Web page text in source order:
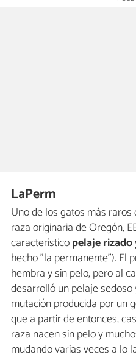
LaPerm
Uno de los gatos más
raza originaria de Oregón,
característicopelaje
hecho "la permanente"). El
hembra y sin pelo, pero al
desarrolló un pelaje
mutación producida por un
que a partir de entonces,
raza nacen sin pelo y
mudando varias veces a lo